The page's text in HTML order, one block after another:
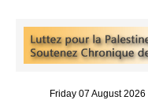
Friday 07 August 2026